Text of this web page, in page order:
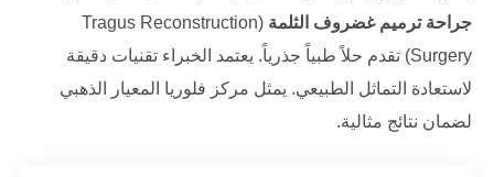
جراحة ترميم غضروف الثلمة
(Tragus Reconstruction
Surgery) تقدم حلاً طبياً جذرياً. يعتمد الخبراء تقنيات دقيقة
لاستعادة التماثل الطبيعي. يمثل مركز فلوريا المعيار الذهبي
لضمان نتائج مثالية.